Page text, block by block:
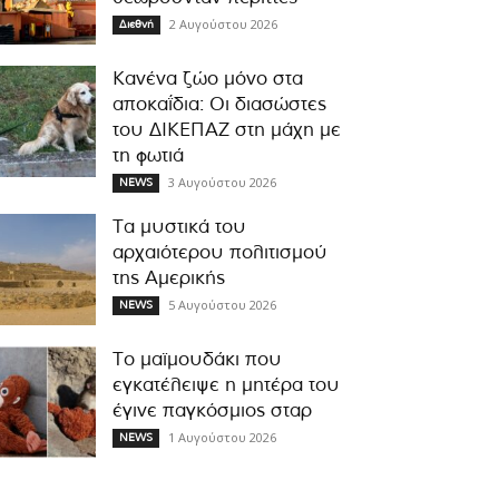
Διεθνή 2 Αυγούστου 2026
Κανένα ζώο μόνο στα
αποκαΐδια: Οι διασώστες
του ΔΙΚΕΠΑΖ στη μάχη με
τη φωτιά
NEWS 3 Αυγούστου 2026
Τα μυστικά του
αρχαιότερου πολιτισμού
της Αμερικής
NEWS 5 Αυγούστου 2026
Το μαϊμουδάκι που
εγκατέλειψε η μητέρα του
έγινε παγκόσμιος σταρ
NEWS 1 Αυγούστου 2026